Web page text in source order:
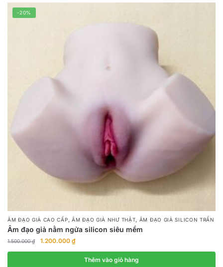
-20%
ÂM ĐẠO GIẢ CAO CẤP ,ÂM ĐẠO GIẢ NHƯ THẬT ÂM ĐẠO GIẢ SILICON TRẦN
Âm đạo giả nằm ngửa silicon siêu mềm
1.500.000₫
Giá
1.200.000 ₫Giá
Thêm vào giỏ hàng